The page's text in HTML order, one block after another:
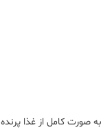
کامل از غذا پرنده